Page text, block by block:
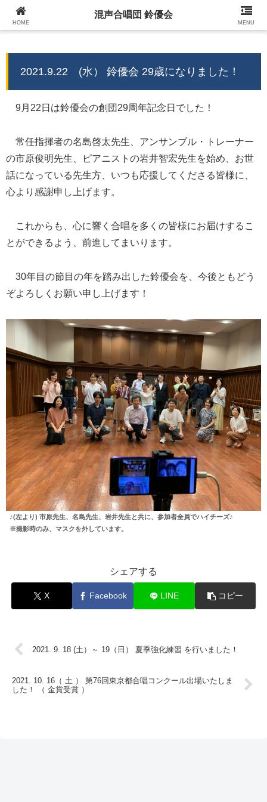
混声合唱団 鈴優会 公式ウェブサイト
2021.9.22 (水） 鈴優会 29歳になりました！
9月22日は鈴優会の創団29周年記念日でした！
常任指揮者の名島啓太先生、アンサンブル・トレーナー
の市原俊明先生、ピアニストの岩井智宏先生を始め、お世
話になっている先生方、いつも応援してくださる皆様に、
心より感謝申し上げます。
これからも、心に響く合唱を多くの皆様にお届けするこ
とができるよう、前進してまいります。
30年目の節目の年を踏み出した鈴優会を、今後ともどう
ぞよろしくお願い申し上げます！
♪(左より) 市原先生、名島先生、岩井先生と共に、参加者全員でハイチーズ♪
※撮影時のみ、マスクを外しています。
シェアする
X Facebook LINE コピー
2021. 9. 18 (土）～ 19（日） 夏季強化練習 を行いました！
2021. 10. 16（ 土 ） 第76回東京都合唱コンクール出場いたしま
した！ （ 金賞受賞 ）
HOME
混声合唱団 鈴優会
MENU